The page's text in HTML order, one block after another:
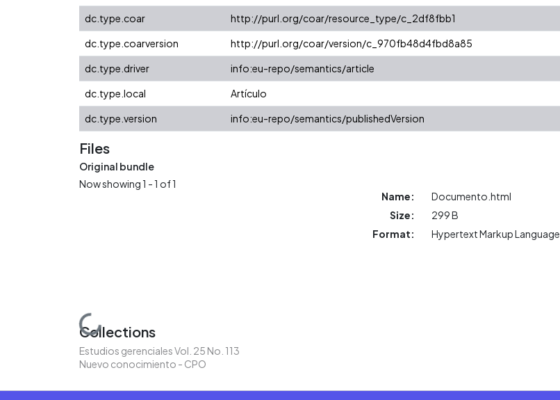
dc.type.coar
http://purl.org/coar/resource_type/c_2df8fbb1
dc.type.coarversion
http://purl.org/coar/version/c_970fb48d4fbd8a85
dc.type.driver
info:eu-repo/semantics/article
dc.type.local
Artículo
dc.type.version
info:eu-repo/semantics/publishedVersion
Files
Original bundle
Now showing1 - 1 of 1
Loading...
Name:
Documento.html
Size:
299 B
Format:
Hypertext Markup Language
Collections
Estudios gerenciales Vol. 25 No. 113
Nuevo conocimiento - CPO